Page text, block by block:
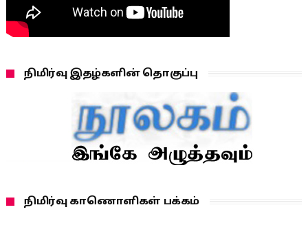
நிமிர்வு இதழ்களின் தொகுப்பு
நிமிர்வு காணொளிகள் பக்கம்